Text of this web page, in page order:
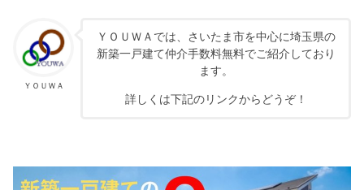
ＹＯＵＷＡ
ＹＯＵＷＡでは、さいたま市を中心に埼玉県の
新築一戸建て仲介手数料無料でご紹介しており
ます。
詳しくは下記のリンクからどうぞ！